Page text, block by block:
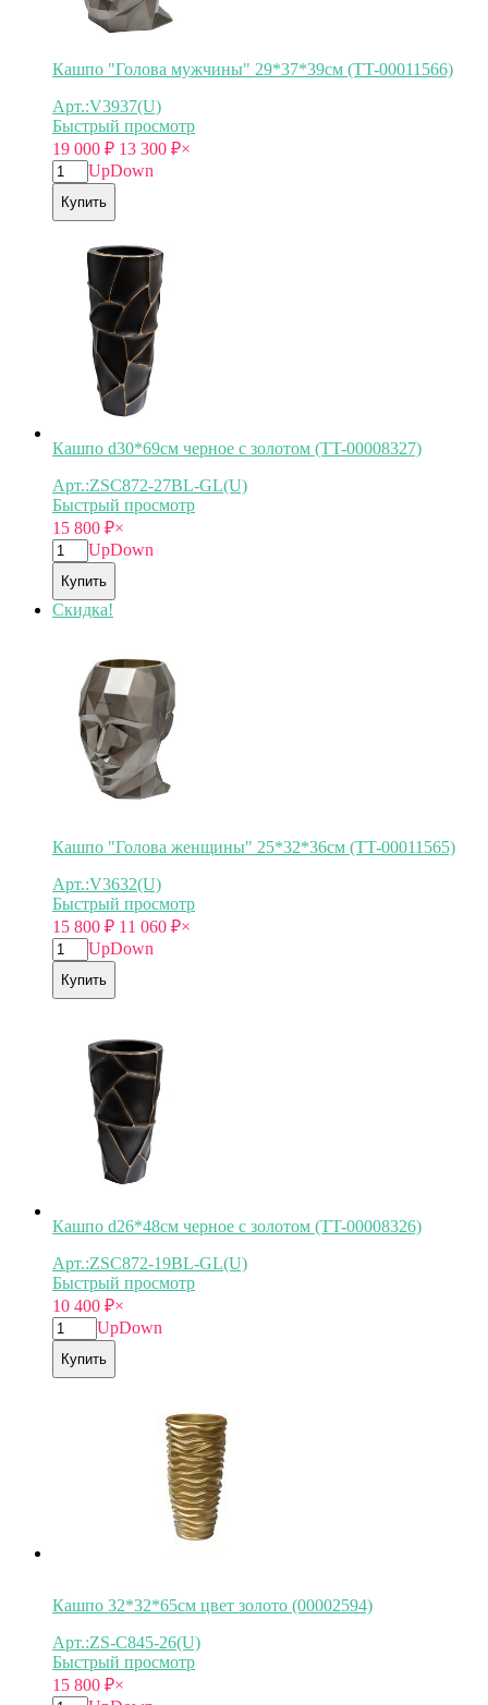
Кашпо "Голова мужчины" 29*37*39см (TT-00011566)
Арт.:V3937(U)
Быстрый просмотр
19 000 ₽ 13 300 ₽×
UpDown
Купить
Кашпо d30*69см черное с золотом (TT-00008327)
Арт.:ZSC872-27BL-GL(U)
Быстрый просмотр
15 800 ₽×
UpDown
Купить
Скидка!
Кашпо "Голова женщины" 25*32*36см (TT-00011565)
Арт.:V3632(U)
Быстрый просмотр
15 800 ₽ 11 060 ₽×
UpDown
Купить
Кашпо d26*48см черное с золотом (TT-00008326)
Арт.:ZSC872-19BL-GL(U)
Быстрый просмотр
10 400 ₽×
UpDown
Купить
Кашпо 32*32*65см цвет золото (00002594)
Арт.:ZS-C845-26(U)
Быстрый просмотр
15 800 ₽×